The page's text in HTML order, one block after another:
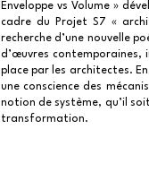
Enveloppe vs Volume »
cadre du Projet S7 «
recherche d’une nouvelle
d’œuvres
place par les architectes.
une conscience des
notion de système, qu’il
transformation.